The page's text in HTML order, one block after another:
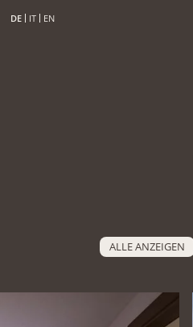
DE IT EN
ALLE ANZEIGEN